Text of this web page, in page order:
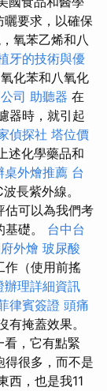
曬要求，以確保
氧苯乙烯和八
牙的技術與優
化苯和八氧化
司 助聽器 在
器時，就引起
偵探社 塔位價
述化學藥品和
桌外燴推薦 台
長紫外線。
估可以為我們考
礎。 台中台
外燴 玻尿酸
作（使用前搖
辦理詳細資訊
律賓簽證 頭痛
掩蓋效果。
看，它有點緊
得很多，而不是
西，也是我11